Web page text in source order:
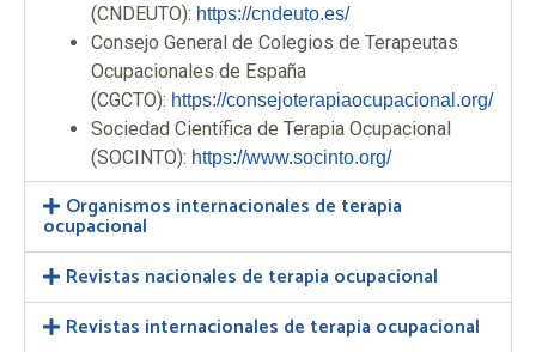
(CNDEUTO): https://cndeuto.es/
Consejo General de Colegios de Terapeutas
Ocupacionales de España
(CGCTO): https://consejoterapiaocupacional.org/
Sociedad Científica de Terapia Ocupacional
(SOCINTO): https://www.socinto.org/
Organismos internacionales de terapia
ocupacional
Revistas nacionales de terapia ocupacional
Revistas internacionales de terapia ocupacional